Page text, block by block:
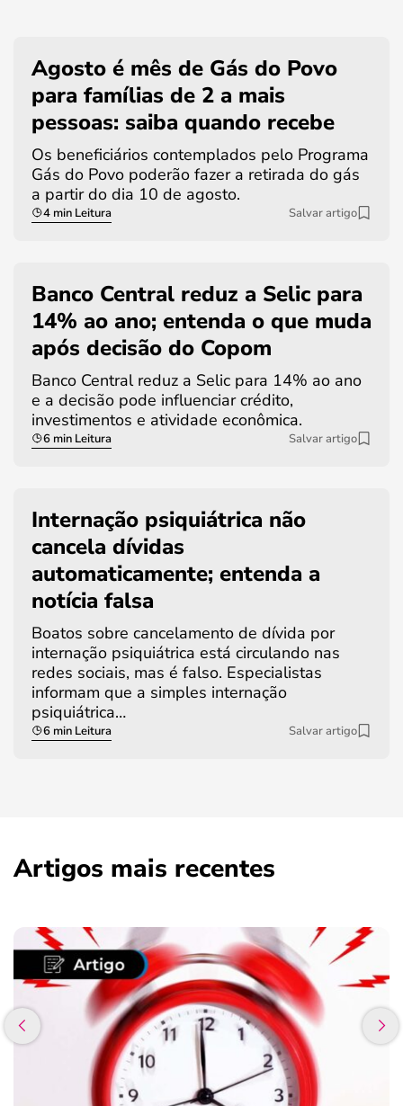
Agosto é mês de Gás do Povo
para famílias de 2 a mais
pessoas: saiba quando recebe
Os beneficiários contemplados pelo Programa
Gás do Povo poderão fazer a retirada do gás
a partir do dia 10 de agosto.
4 min Leitura Salvar artigo
Banco Central reduz a Selic para
14% ao ano; entenda o que muda
após decisão do Copom
Banco Central reduz a Selic para 14% ao ano
e a decisão pode influenciar crédito,
investimentos e atividade econômica.
6 min Leitura Salvar artigo
Internação psiquiátrica não
cancela dívidas
automaticamente; entenda a
notícia falsa
Boatos sobre cancelamento de dívida por
internação psiquiátrica está circulando nas
redes sociais, mas é falso. Especialistas
informam que a simples internação
psiquiátrica…
6 min Leitura Salvar artigo
Artigos mais recentes